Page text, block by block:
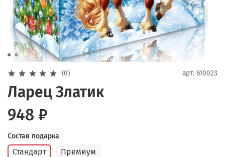
(0) арт. 610023
Ларец Златик
948 ₽
Состав подарка
Стандарт Премиум